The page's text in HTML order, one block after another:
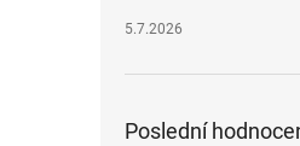
5.7.2026
Poslední